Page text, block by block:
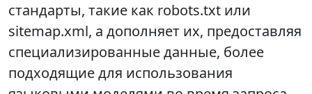
стандарты, такие как robots.txt или
sitemap.xml, а дополняет их, предоставляя
специализированные данные, более
подходящие для использования